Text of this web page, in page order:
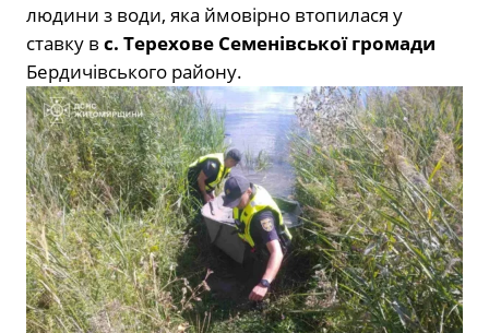
людини з води, яка ймовірно втопилася у
ставку в с. Терехове Семенівської громади
Бердичівського району.